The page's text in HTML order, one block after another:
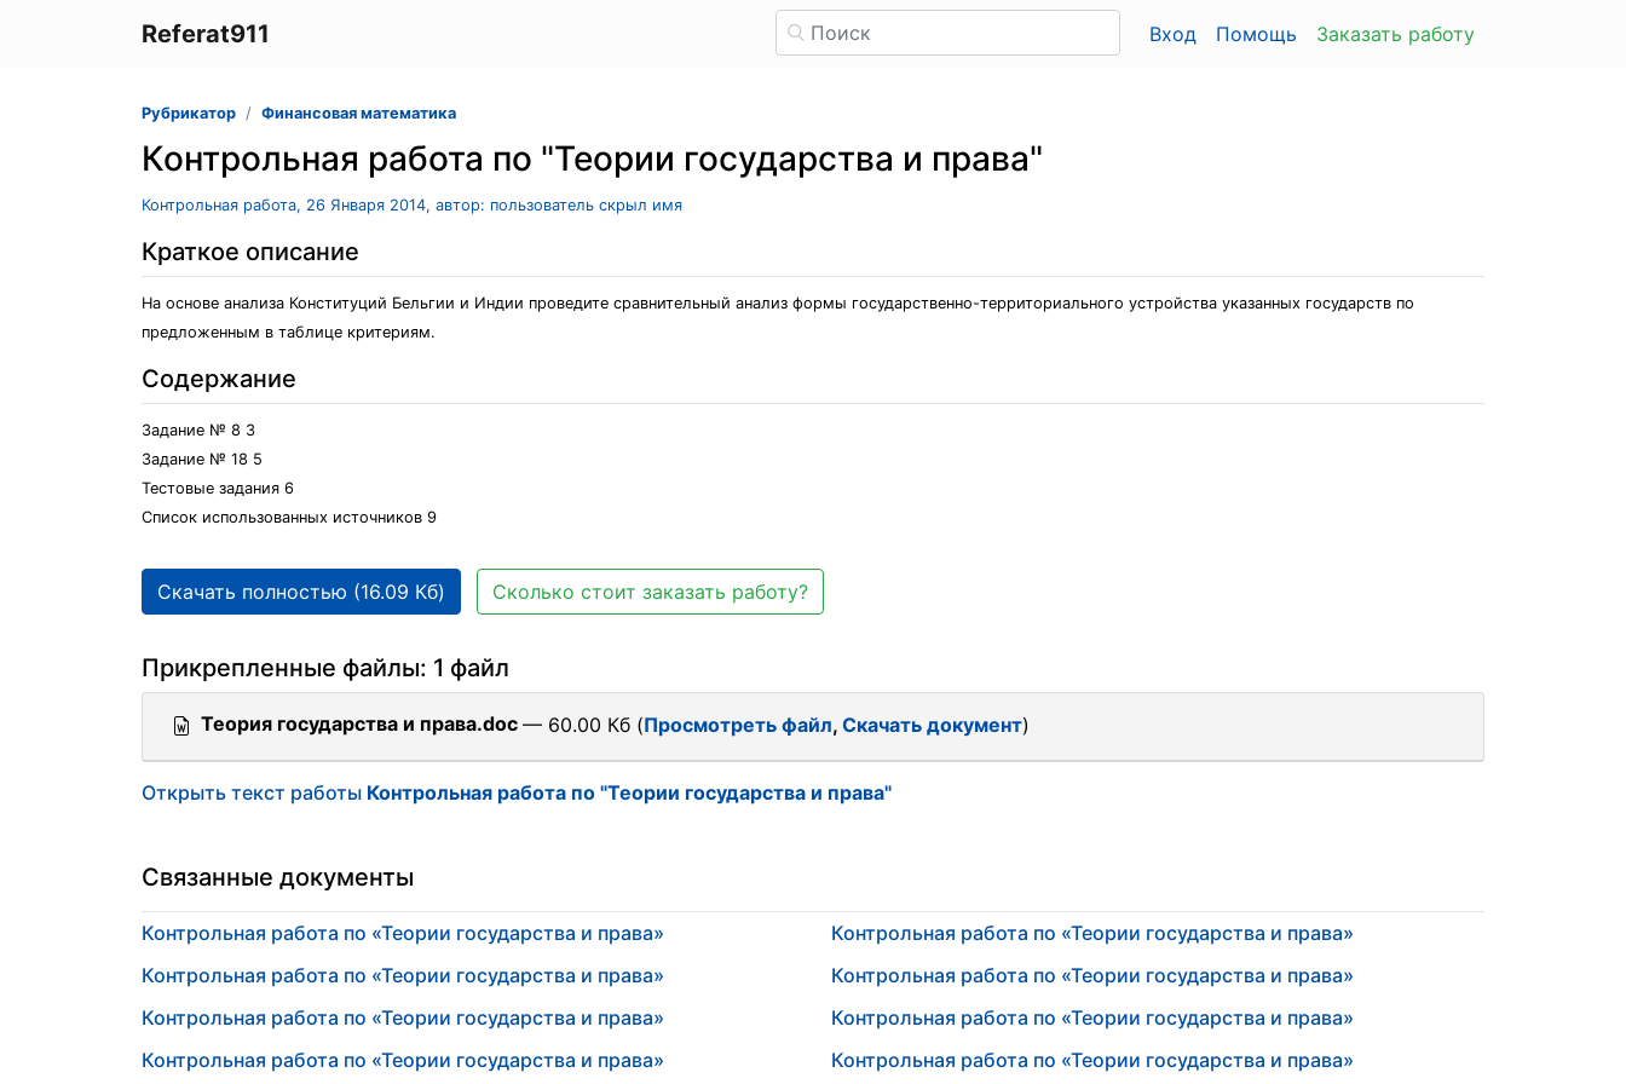
Referat911 Вход Помощь Заказать работу
Рубрикатор Финансовая математика
Контрольная работа по "Теории государства и права"
Контрольная работа, 26 Января 2014, автор: пользователь скрыл имя
Краткое описание
На основе анализа Конституций Бельгии и Индии проведите сравнительный анализ формы государственно-территориального устройства указанных государств по
предложенным в таблице критериям.
Содержание
Задание № 8 3
Задание № 18 5
Тестовые задания 6
Список использованных источников 9
Скачать полностью (16.09 Кб) Сколько стоит заказать работу?
Прикрепленные файлы: 1 файл
Теория государства и права.doc — 60.00 Кб (Просмотреть файл, Скачать документ)
Открыть текст работы Контрольная работа по "Теории государства и права"
Связанные документы
Контрольная работа по «Теории государства и права»
Контрольная работа по «Теории государства и права»
Контрольная работа по «Теории государства и права»
Контрольная работа по «Теории государства и права»
Контрольная работа по «Теории государства и права»
Контрольная работа по «Теории государства и права»
Контрольная работа по «Теории государства и права»
Контрольная работа по «Теории государства и права»